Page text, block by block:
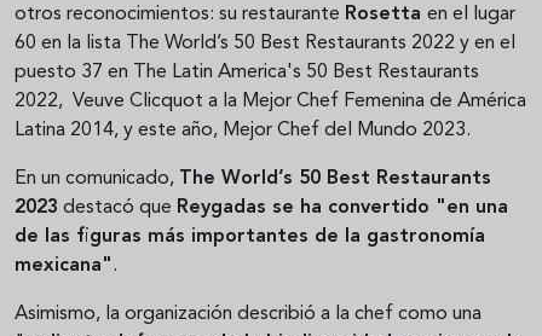
otros reconocimientos: su restaurante Rosetta en el lugar
60 en la lista The World’s 50 Best Restaurants 2022 y en el
puesto 37 en The Latin America's 50 Best Restaurants
2022, Veuve Clicquot a la Mejor Chef Femenina de América
Latina 2014, y este año, Mejor Chef del Mundo 2023.
En un comunicado, The World’s 50 Best Restaurants
2023 destacó que Reygadas se ha convertido "en una
de las figuras más importantes de la gastronomía
mexicana" .
Asimismo, la organización describió a la chef como una